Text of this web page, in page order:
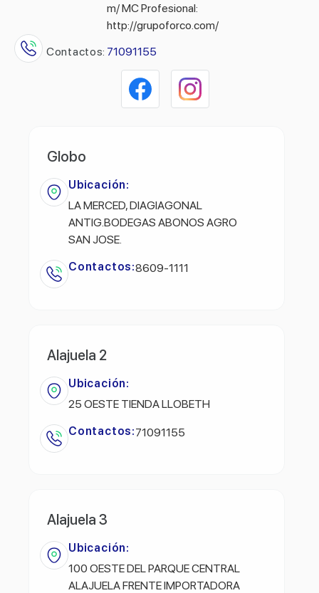
m/ MC Profesional:
http://grupoforco.com/
Contactos: 71091155
Globo
Ubicación:
LA MERCED, DIAGIAGONAL
ANTIG.BODEGAS ABONOS AGRO
SAN JOSE.
Contactos:8609-1111
Alajuela 2
Ubicación:
25 OESTE TIENDA LLOBETH
Contactos:71091155
Alajuela 3
Ubicación:
100 OESTE DEL PARQUE CENTRAL
ALAJUELA FRENTE IMPORTADORA